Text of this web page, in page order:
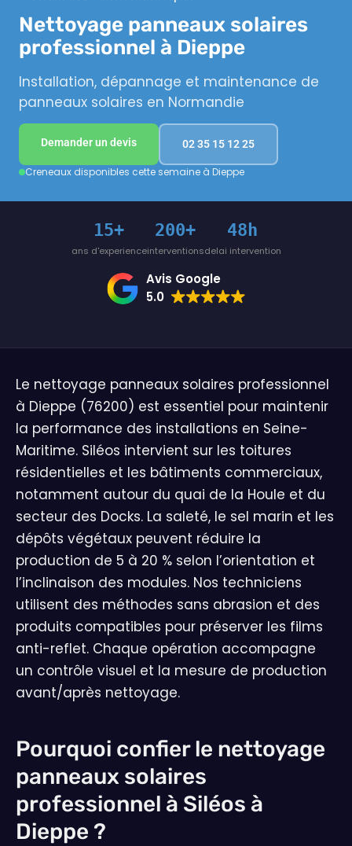
Nettoyage panneaux solaires
professionnel à Dieppe
Installation, dépannage et maintenance de
panneaux solaires en Normandie
Demander un devis 02 35 15 12 25
Creneaux disponibles cette semaine à Dieppe
15+
ans d'experience
200+
interventions
48h
delai intervention
Avis Google
5.0
Le nettoyage panneaux solaires professionnel
à Dieppe (76200) est essentiel pour maintenir
la performance des installations en Seine-
Maritime. Siléos intervient sur les toitures
résidentielles et les bâtiments commerciaux,
notamment autour du quai de la Houle et du
secteur des Docks. La saleté, le sel marin et les
dépôts végétaux peuvent réduire la
production de 5 à 20 % selon l’orientation et
l’inclinaison des modules. Nos techniciens
utilisent des méthodes sans abrasion et des
produits compatibles pour préserver les films
anti-reflet. Chaque opération accompagne
un contrôle visuel et la mesure de production
avant/après nettoyage.
Pourquoi confier le nettoyage
panneaux solaires
professionnel à Siléos à
Dieppe ?